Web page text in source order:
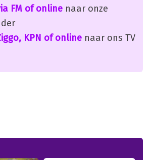
FM of onlinenaar onze
KPN of onlinenaar ons TV